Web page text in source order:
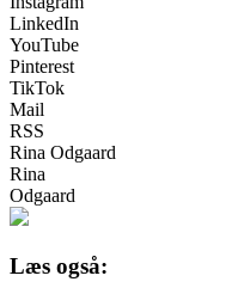
LinkedIn
YouTube
Pinterest
TikTok
Mail
RSS
Rina Odgaard
Rina
Odgaard
Læs også: